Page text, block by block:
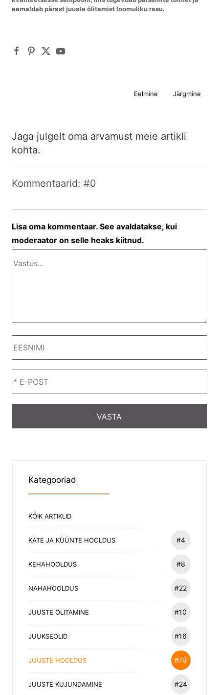
eemaldab pärast juuste õlitamist loomuliku rasu.
Eelmine Järgmine
Jaga julgelt oma arvamust meie artikli
kohta.
Kommentaarid: #0
Lisa oma kommentaar. See avaldatakse, kui
moderaator on selle heaks kiitnud.
Kategooriad
KÕIK ARTIKLID
KÄTE JA KÜÜNTE HOOLDUS #4
KEHAHOOLDUS #8
NAHAHOOLDUS #22
JUUSTE ÕLITAMINE #10
JUUKSEÕLID #16
JUUSTE HOOLDUS #78
JUUSTE KUJUNDAMINE #24